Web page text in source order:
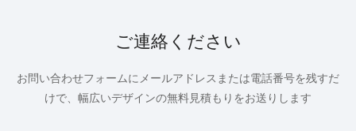
ご連絡ください
お問い合わせフォームにメールアドレスまたは電話番号を残すだ
けで、幅広いデザインの無料見積もりをお送りします